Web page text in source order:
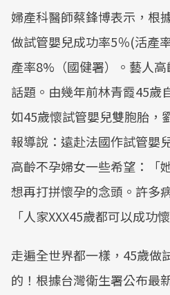
婦產科醫師蔡鋒博表示，根
做試管嬰兒成功率5％(活產
產率8%（國健署）。藝人
話題。由幾年前林青霞45歲
如45歲懷試管嬰兒雙胞胎，
報導說：遠赴法國作試管嬰
高齡不孕婦女一些希望：「
想再打拼懷孕的念頭。許多
「人家XXX45歲都可以成功懷
走遍全世界都一樣，45歲做
的！根據台灣衛生署公布最